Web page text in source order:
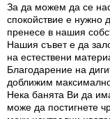
За да можем да се
спокойствие е нужно
пренесе в нашия
Нашия съвет е да
на естествени
Благодарение на
доближим
Нека банята Ви да
може да постигнете